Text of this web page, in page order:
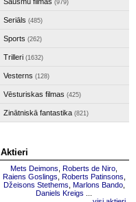
(979)
Seriāls (485)
Sports (262)
Trilleri (1632)
Vesterns (128)
Vēsturiskas filmas (425)
Zinātniskā fantastika (821)
Aktieri
Mets Deimons Roberts de Niro
Raiens Goslings Roberts Patinsons
Džeisons Stethems Marlons Bando,
Daniels Kreigs